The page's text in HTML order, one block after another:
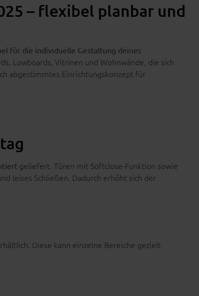
– flexibel planbar und
für die individuelle Gestaltung deines
Lowboards, Vitrinen und Wohnwände, die sich
abgestimmtes Einrichtungskonzept für
geliefert. Türen mit Softclose-Funktion sowie
leises Schließen. Dadurch erhöht sich der
Diese kann einzelne Bereiche gezielt